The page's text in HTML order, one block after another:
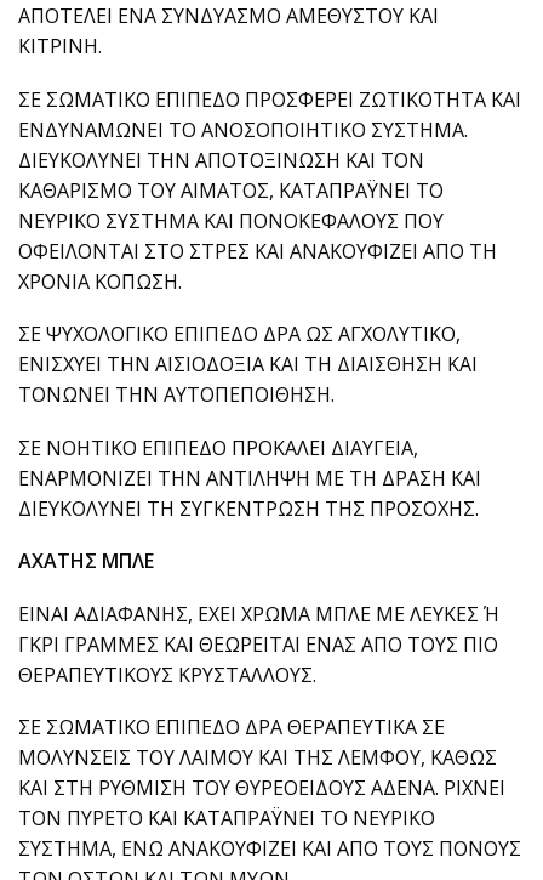
ΑΠΟΤΕΛΕΙ ΕΝΑ ΣΥΝΔΥΑΣΜΟ ΑΜΕΘΥΣΤΟΥ ΚΑΙ
ΚΙΤΡΙΝΗ.
ΣΕ ΣΩΜΑΤΙΚΟ ΕΠΙΠΕΔΟ ΠΡΟΣΦΕΡΕΙ ΖΩΤΙΚΟΤΗΤΑ ΚΑΙ
ΕΝΔΥΝΑΜΩΝΕΙ ΤΟ ΑΝΟΣΟΠΟΙΗΤΙΚΟ ΣΥΣΤΗΜΑ.
ΔΙΕΥΚΟΛΥΝΕΙ ΤΗΝ ΑΠΟΤΟΞΙΝΩΣΗ ΚΑΙ ΤΟΝ
ΚΑΘΑΡΙΣΜΟ ΤΟΥ ΑΙΜΑΤΟΣ, ΚΑΤΑΠΡΑΫΝΕΙ ΤΟ
ΝΕΥΡΙΚΟ ΣΥΣΤΗΜΑ ΚΑΙ ΠΟΝΟΚΕΦΑΛΟΥΣ ΠΟΥ
ΟΦΕΙΛΟΝΤΑΙ ΣΤΟ ΣΤΡΕΣ ΚΑΙ ΑΝΑΚΟΥΦΙΖΕΙ ΑΠΟ ΤΗ
ΧΡΟΝΙΑ ΚΟΠΩΣΗ.
ΣΕ ΨΥΧΟΛΟΓΙΚΟ ΕΠΙΠΕΔΟ ΔΡΑ ΩΣ ΑΓΧΟΛΥΤΙΚΟ,
ΕΝΙΣΧΥΕΙ ΤΗΝ ΑΙΣΙΟΔΟΞΙΑ ΚΑΙ ΤΗ ΔΙΑΙΣΘΗΣΗ ΚΑΙ
ΤΟΝΩΝΕΙ ΤΗΝ ΑΥΤΟΠΕΠΟΙΘΗΣΗ.
ΣΕ ΝΟΗΤΙΚΟ ΕΠΙΠΕΔΟ ΠΡΟΚΑΛΕΙ ΔΙΑΥΓΕΙΑ,
ΕΝΑΡΜΟΝΙΖΕΙ ΤΗΝ ΑΝΤΙΛΗΨΗ ΜΕ ΤΗ ΔΡΑΣΗ ΚΑΙ
ΔΙΕΥΚΟΛΥΝΕΙ ΤΗ ΣΥΓΚΕΝΤΡΩΣΗ ΤΗΣ ΠΡΟΣΟΧΗΣ.
ΑΧΑΤΗΣ ΜΠΛΕ
ΕΙΝΑΙ ΑΔΙΑΦΑΝΗΣ, ΕΧΕΙ ΧΡΩΜΑ ΜΠΛΕ ΜΕ ΛΕΥΚΕΣ Ή
ΓΚΡΙ ΓΡΑΜΜΕΣ ΚΑΙ ΘΕΩΡΕΙΤΑΙ ΕΝΑΣ ΑΠΟ ΤΟΥΣ ΠΙΟ
ΘΕΡΑΠΕΥΤΙΚΟΥΣ ΚΡΥΣΤΑΛΛΟΥΣ.
ΣΕ ΣΩΜΑΤΙΚΟ ΕΠΙΠΕΔΟ ΔΡΑ ΘΕΡΑΠΕΥΤΙΚΑ ΣΕ
ΜΟΛΥΝΣΕΙΣ ΤΟΥ ΛΑΙΜΟΥ ΚΑΙ ΤΗΣ ΛΕΜΦΟΥ, ΚΑΘΩΣ
ΚΑΙ ΣΤΗ ΡΥΘΜΙΣΗ ΤΟΥ ΘΥΡΕΟΕΙΔΟΥΣ ΑΔΕΝΑ. ΡΙΧΝΕΙ
ΤΟΝ ΠΥΡΕΤΟ ΚΑΙ ΚΑΤΑΠΡΑΫΝΕΙ ΤΟ ΝΕΥΡΙΚΟ
ΣΥΣΤΗΜΑ, ΕΝΩ ΑΝΑΚΟΥΦΙΖΕΙ ΚΑΙ ΑΠΟ ΤΟΥΣ ΠΟΝΟΥΣ